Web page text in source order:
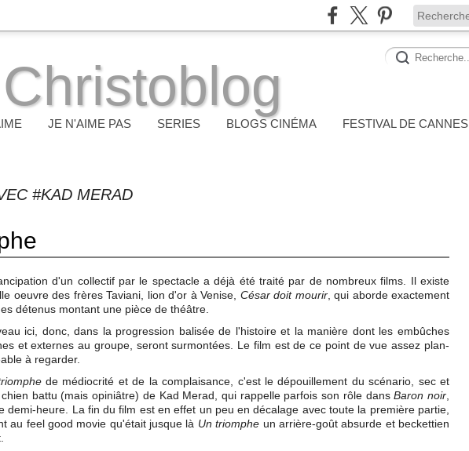
Christoblog
JE N'AIME PAS SERIES BLOGS CINÉMA FESTIVAL DE CANNES
#KAD MERAD
d'un collectif par le spectacle a déjà été traité par de nombreux films. Il existe
oeuvre des frères Taviani, lion d'or à Venise, César doit mourir, qui aborde exactement
détenus montant une pièce de théâtre.
ici, donc, dans la progression balisée de l'histoire et la manière dont les embûches
et externes au groupe, seront surmontées. Le film est de ce point de vue assez plan-
à regarder.
de médiocrité et de la complaisance, c'est le dépouillement du scénario, sec et
battu (mais opiniâtre) de Kad Merad, qui rappelle parfois son rôle dansBaron noir
demi-heure. La fin du film est en effet un peu en décalage avec toute la première partie,
au feel good movie qu'était jusque là Un triomphe un arrière-goût absurde et beckettien